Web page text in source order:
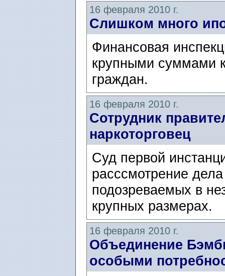
16 февраля 2010 г.
Слишком много
Финансовая
крупными суммами
граждан.
16 февраля 2010 г.
Сотрудник
наркоторговец
Суд первой
расссмотрение
подозреваeмых в
крупных размерах.
16 февраля 2010 г.
Объединение
особыми